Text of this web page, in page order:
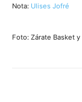
Nota: Ulises Jofré
Foto: Zárate Basket y